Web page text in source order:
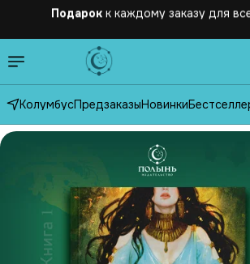
КолумбусПредзаказыНовинки